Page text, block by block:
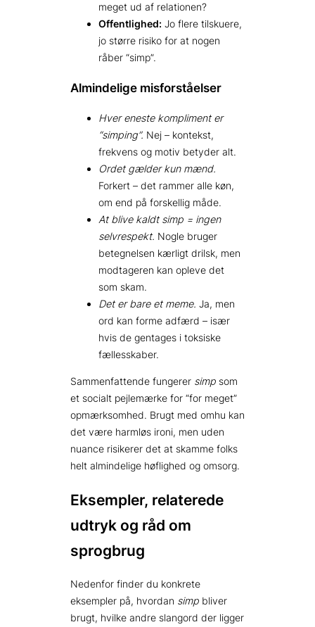
meget ud af relationen?
Offentlighed: Jo flere tilskuere,
jo større risiko for at nogen
råber “simp”.
Almindelige misforståelser
Hver eneste kompliment er
“simping”. Nej – kontekst,
frekvens og motiv betyder alt.
Ordet gælder kun mænd.
Forkert – det rammer alle køn,
om end på forskellig måde.
At blive kaldt simp = ingen
selvrespekt. Nogle bruger
betegnelsen kærligt drilsk, men
modtageren kan opleve det
som skam.
Det er bare et meme. Ja, men
ord kan forme adfærd – især
hvis de gentages i toksiske
fællesskaber.
Sammenfattende fungerer simp som
et socialt pejlemærke for “for meget”
opmærksomhed. Brugt med omhu kan
det være harmløs ironi, men uden
nuance risikerer det at skamme folks
helt almindelige høflighed og omsorg.
Eksempler, relaterede
udtryk og råd om
sprogbrug
Nedenfor finder du konkrete
eksempler på, hvordan simp bliver
brugt, hvilke andre slangord der ligger